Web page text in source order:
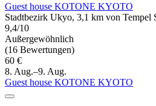
Guest house KOTONE KYOTO
Stadtbezirk Ukyo, 3,1 km von Tempel
9,4/10
Außergewöhnlich
(16 Bewertungen)
60 €
8. Aug.–9. Aug.
Guest house KOTONE KYOTO